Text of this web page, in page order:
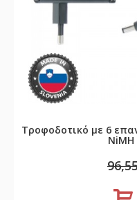
Τροφοδοτικό με 6